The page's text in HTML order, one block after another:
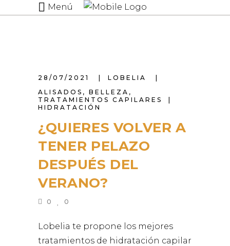
Menú
28/07/2021
LOBELIA
ALISADOS , BELLEZA ,
TRATAMIENTOS CAPILARES
HIDRATACIÓN
¿QUIERES VOLVER A
TENER PELAZO
DESPUÉS DEL
VERANO?
0 0
Lobelia te propone los mejores
tratamientos de hidratación capilar